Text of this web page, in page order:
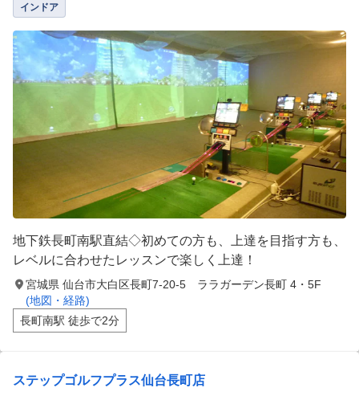
インドア
地下鉄長町南駅直結◇初めての方も、上達を目指す方も、
レベルに合わせたレッスンで楽しく上達！
宮城県 仙台市大白区長町7-20-5 ララガーデン長町 4・5F
(地図・経路)
長町南駅 徒歩で2分
ステップゴルフプラス仙台長町店